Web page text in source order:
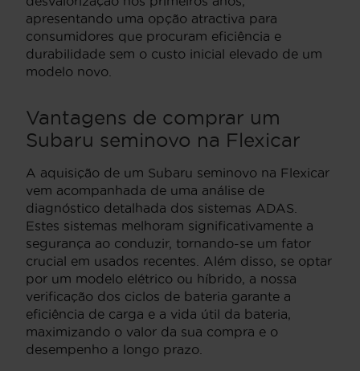
apresentando uma opção atractiva para
consumidores que procuram eficiência e
durabilidade sem o custo inicial elevado de um
modelo novo.
Vantagens de comprar um
Subaru seminovo na Flexicar
A aquisição de um Subaru seminovo na Flexicar
vem acompanhada de uma análise de
diagnóstico detalhada dos sistemas ADAS.
Estes sistemas melhoram significativamente a
segurança ao conduzir, tornando-se um fator
crucial em usados recentes. Além disso, se optar
por um modelo elétrico ou híbrido, a nossa
verificação dos ciclos de bateria garante a
eficiência de carga e a vida útil da bateria,
maximizando o valor da sua compra e o
desempenho a longo prazo.